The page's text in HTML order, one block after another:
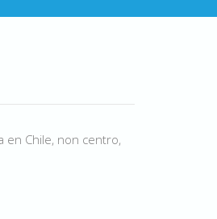
en Chile, non centro,